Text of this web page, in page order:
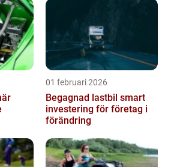
01 februari 2026
Begagnad lastbil smart
investering för företag i
förändring